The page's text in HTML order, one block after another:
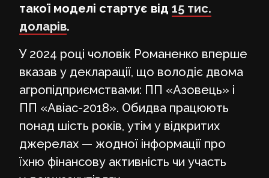
такої моделі стартує від 15 тис.
доларів.
У 2024 році чоловік Романенко вперше
вказав у декларації, що володіє двома
агропідприємствами: ПП «Азовець» і
ПП «Авіас-2018». Обидва працюють
понад шість років, утім у відкритих
джерелах — жодної інформації про
їхню фінансову активність чи участь